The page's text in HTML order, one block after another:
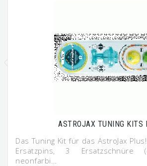
ASTROJAX TUNING KITS
Das Tuning Kit für das AstroJax
Ersatzpins, 3 Ersatzschnüre
neonfarbi…